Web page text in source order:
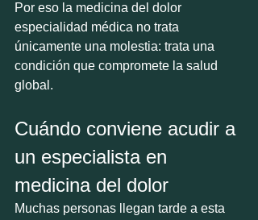
Por eso la medicina del dolor
especialidad médica no trata
únicamente una molestia: trata una
condición que compromete la salud
global.
Cuándo conviene acudir a
un especialista en
medicina del dolor
Muchas personas llegan tarde a esta